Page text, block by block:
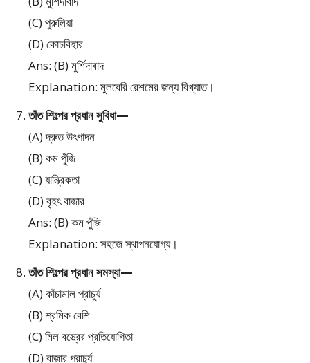
(C) পুরুলিয়া
(D) কোচবিহার
Ans: (B) মুর্শিদাবাদ
Explanation: মুলবেরি রেশমের জন্য বিখ্যাত।
তাঁত শিল্পের প্রধান সুবিধা—
(A) দ্রুত উৎপাদন
(B) কম পুঁজি
(C) যান্ত্রিকতা
(D) বৃহৎ বাজার
Ans: (B) কম পুঁজি
Explanation: সহজে স্থাপনযোগ্য।
তাঁত শিল্পের প্রধান সমস্যা—
(A) কাঁচামাল প্রাচুর্য
(B) শ্রমিক বেশি
(C) মিল বস্ত্রের প্রতিযোগিতা
(D) বাজার প্রাচুর্য